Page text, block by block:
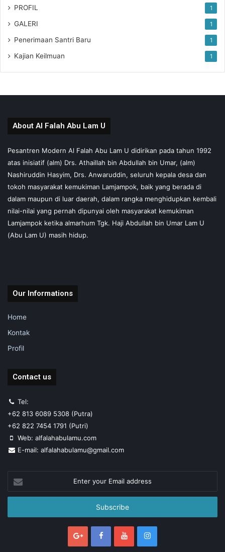
PROFIL 1
GALERI 1
Penerimaan Santri Baru 1
Kajian Keilmuan 1
About Al Falah Abu Lam U
Pesantren Modern Al Falah Abu Lam U didirikan pada tahun 1992
atas inisiatif (alm) Drs. Athaillah bin Abdullah bin Umar, (alm)
Nashiruddin Hasyim, Drs. Anwaruddin, seluruh kepala desa dan
tokoh masyarakat kemukiman Lamjampok, baik yang berada di
dalam maupun di luar daerah, dalam rangka menghidupkan kembali
nilai-nilai yang pernah dipunyai oleh masyarakat kemukiman
Lamjampok ketika almarhum Tgk. Haji Abdullah bin Umar Lam U
(Abu Lam U) masih hidup.
Our Informations
Home
Kontak
Profil
Contact us
Tel:
+62 813 6089 5308 (Putra)
+62 822 7454 1791 (Putri)
Web: alfalahabulamu.com
E-mail: alfalahabulamu@gmail.com
your
Email